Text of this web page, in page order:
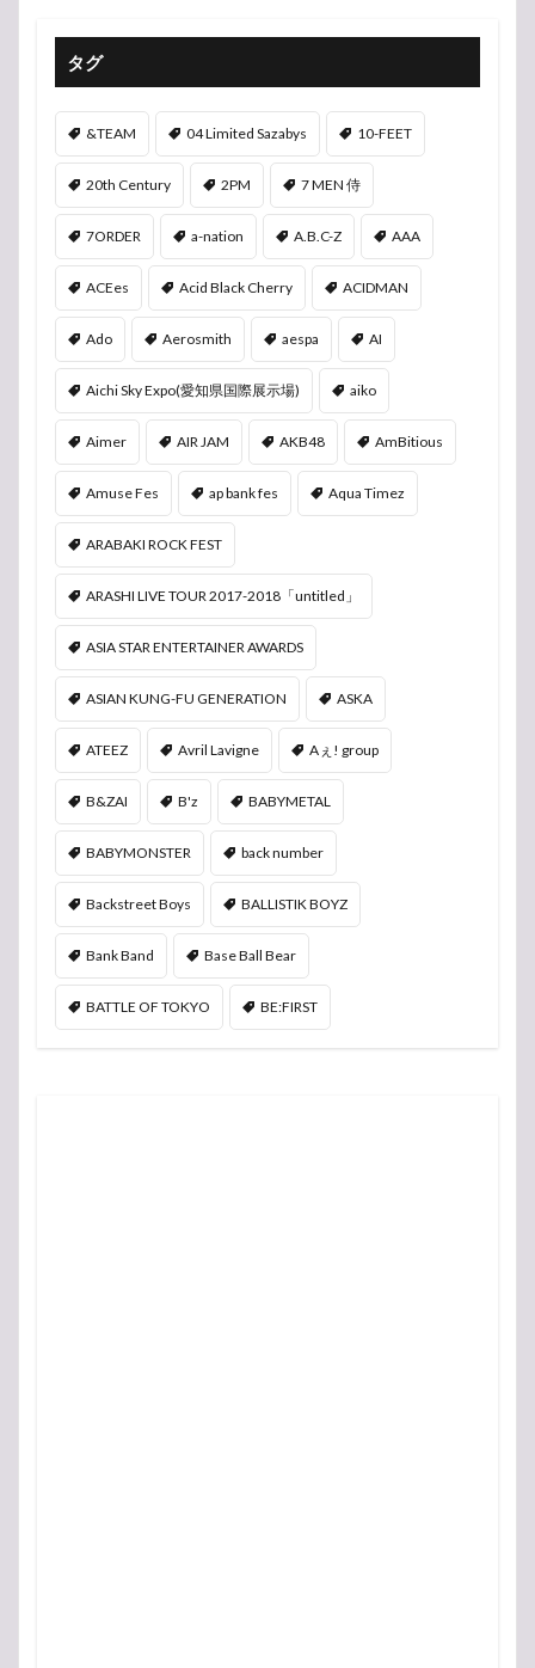
タグ
&TEAM 04 Limited Sazabys 10-FEET
20th Century 2PM 7 MEN 侍
7ORDER a-nation A.B.C-Z AAA
ACEes Acid Black Cherry ACIDMAN
Ado Aerosmith aespa AI
Aichi Sky Expo(愛知県国際展示場) aiko
Aimer AIR JAM AKB48 AmBitious
Amuse Fes ap bank fes Aqua Timez
ARABAKI ROCK FEST
ARASHI LIVE TOUR 2017-2018「untitled」
ASIA STAR ENTERTAINER AWARDS
ASIAN KUNG-FU GENERATION ASKA
ATEEZ Avril Lavigne Aぇ! group
B&ZAI B'z BABYMETAL
BABYMONSTER back number
Backstreet Boys BALLISTIK BOYZ
Bank Band Base Ball Bear
BATTLE OF TOKYO BE:FIRST